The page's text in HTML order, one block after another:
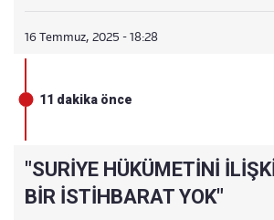
16 Temmuz, 2025 - 18:28
11 dakika önce
"SURİYE HÜKÜMETİNİ
BİR İSTİHBARAT YOK"